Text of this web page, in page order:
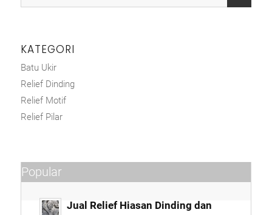
KATEGORI
Batu Ukir
Relief Dinding
Relief Motif
Relief Pilar
Popular
Jual Relief Hiasan Dinding dan